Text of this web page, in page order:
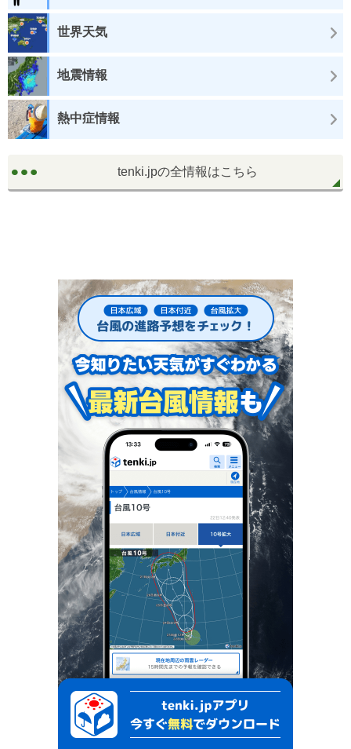
世界天気
地震情報
熱中症情報
tenki.jpの全情報はこちら